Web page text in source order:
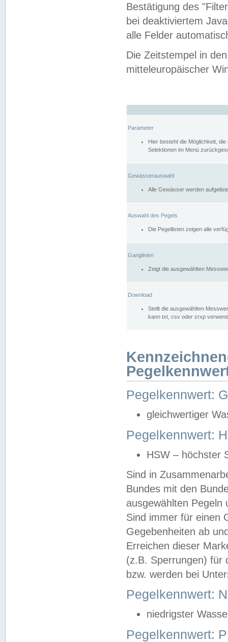
Bestätigung des
bei deaktiviertem
alle Felder
Die Zeitstempel in
mitteleuropäischer
Parameter
Hier besteht die Möglichkeit,
Selektionen im Menü
Gewässerauswahl
Alle Gewässer werden
Auswahl des Pegels
Die Pegellisten zeigen alle
Ganglinien
Zeigt die ausgewählten
Download
Stellt die ausgewählten
kann txt, csv oder zrxp
Pegelkennwert:
gleichwertiger
Pegelkennwert:
HSW – höchster
Sind in
Bundes mit den
ausgewählten
Sind immer für einen
Gegebenheiten ab
Erreichen dieser
(z.B. Sperrungen) für
bzw. werden bei
Pegelkennwert:
niedrigster
Pegelkennwert: